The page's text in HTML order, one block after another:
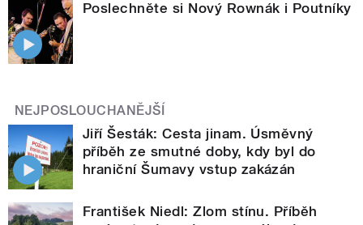
Poslechněte si Nový Rownák i Poutníky
NEJPOSLOUCHANĚJŠÍ
Jiří Šesták: Cesta jinam. Úsměvný
příběh ze smutné doby, kdy byl do
hraniční Šumavy vstup zakázán
František Niedl: Zlom stínu. Příběh